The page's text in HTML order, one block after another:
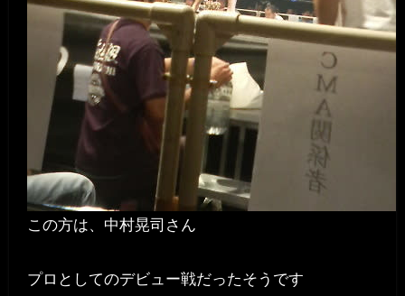
この方は、中村晃司さん
プロとしてのデビュー戦だったそうです